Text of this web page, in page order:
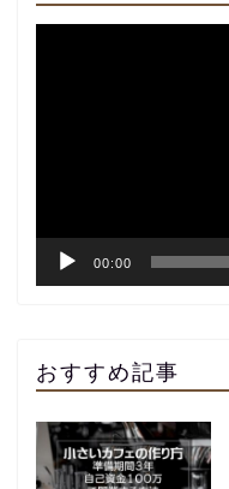
00:00
おすすめ記事